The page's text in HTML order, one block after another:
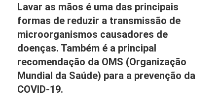
Pias comunitárias
como instrumento
coletivo de
combate à covid-19
Lavar as mãos é uma das principais
formas de reduzir a transmissão de
microorganismos causadores de
doenças. Também é a principal
recomendação da OMS (Organização
Mundial da Saúde) para a prevenção da
COVID-19.